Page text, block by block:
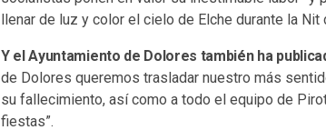
llenar de luz y color el cielo de Elche durante la
Y el Ayuntamiento de Dolores también ha
de Dolores queremos trasladar nuestro más
su fallecimiento, así como a todo el equipo de
fiestas”.